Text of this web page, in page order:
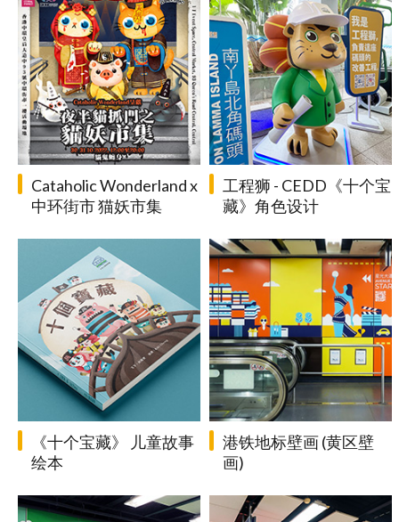
Cataholic Wonderland x
中环街市 猫妖市集
工程狮 - CEDD《十个宝
藏》角色设计
《十个宝藏》 儿童故事
绘本
港铁地标壁画 (黄区壁
画)